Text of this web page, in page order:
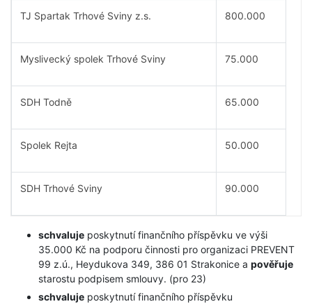
TJ Spartak Trhové Sviny z.s. 800.000
Myslivecký spolek Trhové Sviny 75.000
SDH Todně 65.000
Spolek Rejta 50.000
SDH Trhové Sviny 90.000
schvaluje poskytnutí finančního příspěvku ve výši
35.000 Kč na podporu činnosti pro organizaci PREVENT
99 z.ú., Heydukova 349, 386 01 Strakonice a pověřuje
starostu podpisem smlouvy. (pro 23)
schvaluje poskytnutí finančního příspěvku